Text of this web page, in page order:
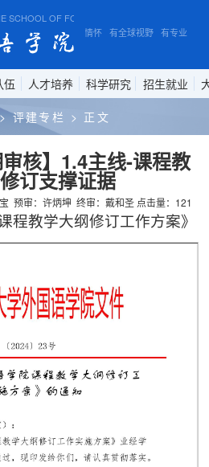
OF FOREIGN STUDIES, ANHUI NORMAL
有家国情怀 有全球视野 有专业本领
伍 人才培养 科学研究 招生就业
> 评建专栏 > 正文
审核】1.4主线-课程教
订支撑证据
预审：许炳坤 终审：戴和圣 点击量： 121
程教学大纲修订工作方案》